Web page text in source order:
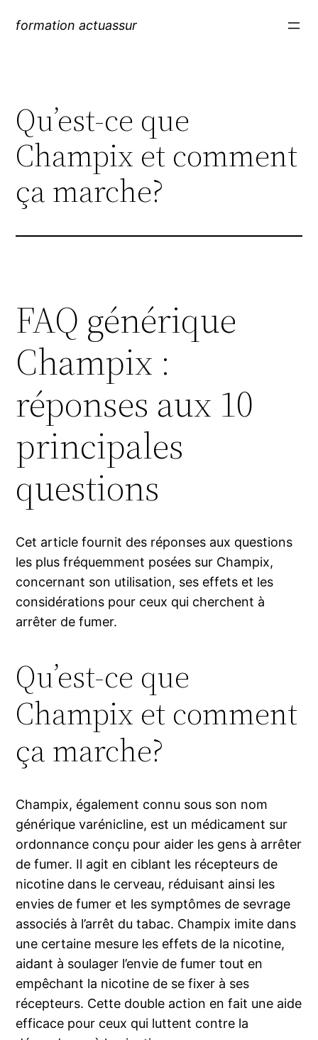
formation actuassur
Qu’est-ce que
Champix et comment
ça marche?
FAQ générique
Champix :
réponses aux 10
principales
questions
Cet article fournit des réponses aux questions
les plus fréquemment posées sur Champix,
concernant son utilisation, ses effets et les
considérations pour ceux qui cherchent à
arrêter de fumer.
Qu’est-ce que
Champix et comment
ça marche?
Champix, également connu sous son nom
générique varénicline, est un médicament sur
ordonnance conçu pour aider les gens à arrêter
de fumer. Il agit en ciblant les récepteurs de
nicotine dans le cerveau, réduisant ainsi les
envies de fumer et les symptômes de sevrage
associés à l’arrêt du tabac. Champix imite dans
une certaine mesure les effets de la nicotine,
aidant à soulager l’envie de fumer tout en
empêchant la nicotine de se fixer à ses
récepteurs. Cette double action en fait une aide
efficace pour ceux qui luttent contre la